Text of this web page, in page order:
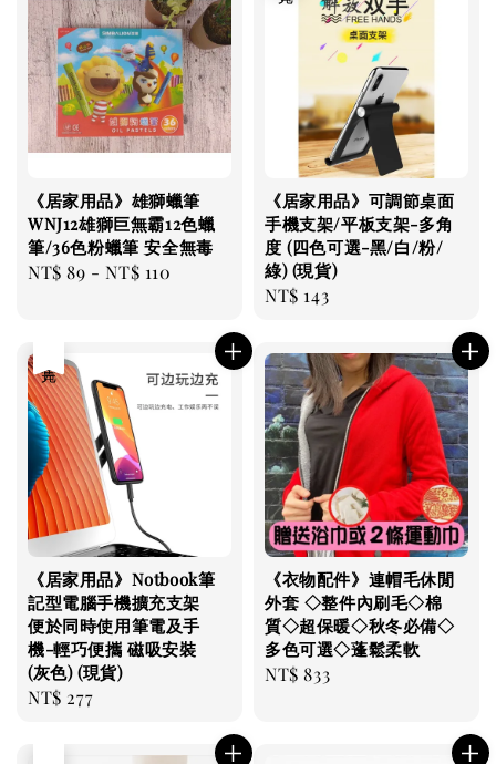
《居家用品》雄獅蠟筆
WNJ12雄獅巨無霸12色蠟
筆/36色粉蠟筆 安全無毒
Regular
NT$ 89 -NT$ 110
《居家用品》可調節桌面
手機支架/平板支架-多角
度 (四色可選-黑/白/粉/
綠) (現貨)
Regular
NT$ 143
《居家用品》Notbook筆
記型電腦手機擴充支架
便於同時使用筆電及手
機-輕巧便攜 磁吸安裝
(灰色) (現貨)
Regular
NT$ 277
《衣物配件》連帽毛休閒
外套 ◇整件內刷毛◇棉
質◇超保暖◇秋冬必備◇
多色可選◇蓬鬆柔軟
Regular
NT$ 833